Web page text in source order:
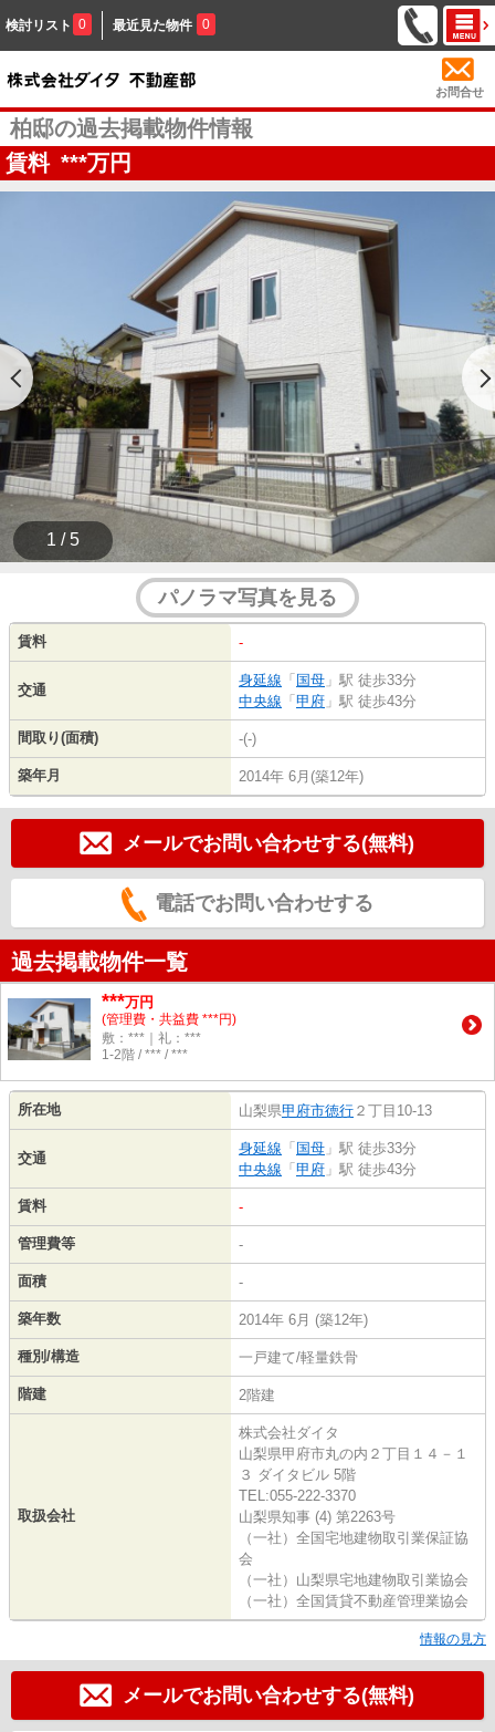
検討リスト 0 最近見た物件 0
お問合せ
柏邸の過去掲載物件情報
賃料 ***万円
1 / 5
パノラマ写真を見る
賃料 -
交通
身延線 「 国母 」駅 徒歩33分
中央線 「 甲府 」駅 徒歩43分
間取り(面積) -(-)
築年月 2014年 6月(築12年)
メールでお問い合わせする(無料)
電話でお問い合わせする
過去掲載物件一覧
***万円
(管理費・共益費 ***円)
敷：***｜礼：***
1-2階 / *** / ***
所在地 山梨県甲府市徳行 ２丁目10-13
交通
身延線 「 国母 」駅 徒歩33分
中央線 「 甲府 」駅 徒歩43分
賃料 -
管理費等 -
面積 -
築年数 2014年 6月 (築12年)
種別/構造 一戸建て/軽量鉄骨
階建 2階建
取扱会社
株式会社ダイタ
山梨県甲府市丸の内２丁目１４－１
３ ダイタビル 5階
TEL:055-222-3370
山梨県知事 (4) 第2263号
（一社）全国宅地建物取引業保証協
会
（一社）山梨県宅地建物取引業協会
（一社）全国賃貸不動産管理業協会
情報の見方
メールでお問い合わせする(無料)